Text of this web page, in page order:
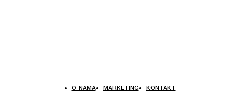
O NAMA MARKETING KONTAKT